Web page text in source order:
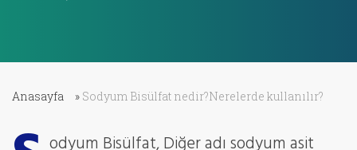
Anasayfa » Sodyum Bisülfat nedir?Nerelerde kullanılır?
odyum Bisülfat, Diğer adı sodyum asit